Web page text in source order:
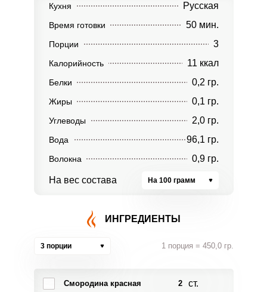
Кухня Русская
Время готовки 50 мин.
Порции 3
Калорийность 11 ккал
Белки 0,2 гр.
Жиры 0,1 гр.
Углеводы 2,0 гр.
Вода 96,1 гр.
Волокна 0,9 гр.
На вес состава На 100 грамм
ИНГРЕДИЕНТЫ
3 порции 1 порция = 450,0 гр.
Смородина красная 2 ст.